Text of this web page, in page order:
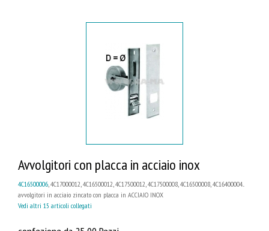
Avvolgitori con placca in acciaio inox
4C16500006, 4C17000012, 4C16500012, 4C17500012, 4C17500008, 4C16500008, 4C16400004...
avvolgitori in acciaio zincato con placca in ACCIAIO INOX
Vedi altri 15 articoli collegati